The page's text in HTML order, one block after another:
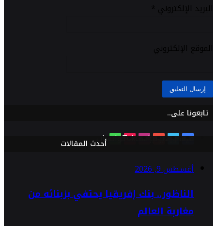
البريد الإلكتروني *
الموقع الإلكتروني
تابعونا على..
فيسبوك
تويتريوتيوبانستقرام
TikTokواتسابأحدث المقالات
أغسطس 9, 2026
الناظور.. بنك إفريقيا يحتفي بزبنائه من
مغاربة العالم